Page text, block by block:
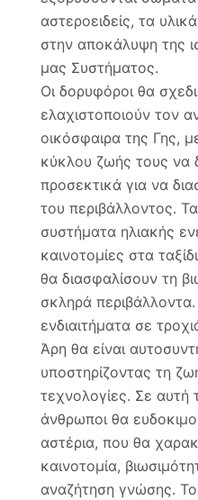
αστεροειδείς, τα
στην αποκάλυψη της
μας Συστήματος.
Οι δορυφόροι θα
ελαχιστοποιούν τον
οικόσφαιρα της Γης,
κύκλου ζωής τους να
προσεκτικά για να
του περιβάλλοντος.
συστήματα ηλιακής
καινοτομίες στα
θα διασφαλίσουν τη
σκληρά
ενδιαιτήματα σε
Άρη θα είναι
υποστηρίζοντας τη
τεχνολογίες. Σε αυτή
άνθρωποι θα
αστέρια, που θα
καινοτομία,
αναζήτηση γνώσης.